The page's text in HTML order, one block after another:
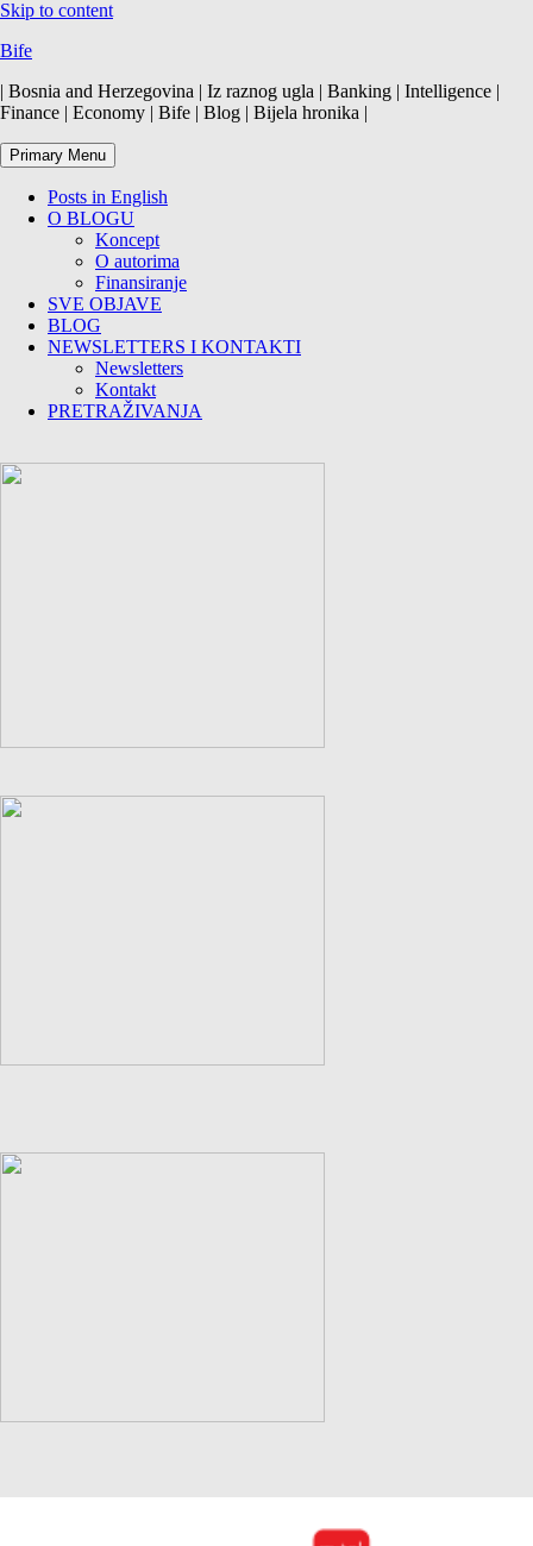
Skip to content
Bife
| Bosnia and Herzegovina | Iz raznog ugla | Banking | Intelligence |
Finance | Economy | Bife | Blog | Bijela hronika |
Primary Menu
Posts in English
O BLOGU
Koncept
O autorima
Finansiranje
SVE OBJAVE
BLOG
NEWSLETTERS I KONTAKTI
Newsletters
Kontakt
PRETRAŽIVANJA